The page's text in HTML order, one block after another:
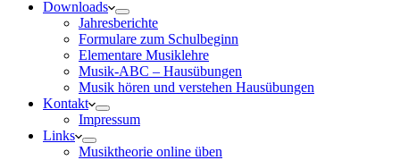
Downloads
Jahresberichte
Formulare zum Schulbeginn
Elementare Musiklehre
Musik-ABC – Hausübungen
Musik hören und verstehen Hausübungen
Kontakt
Impressum
Links
Musiktheorie online üben